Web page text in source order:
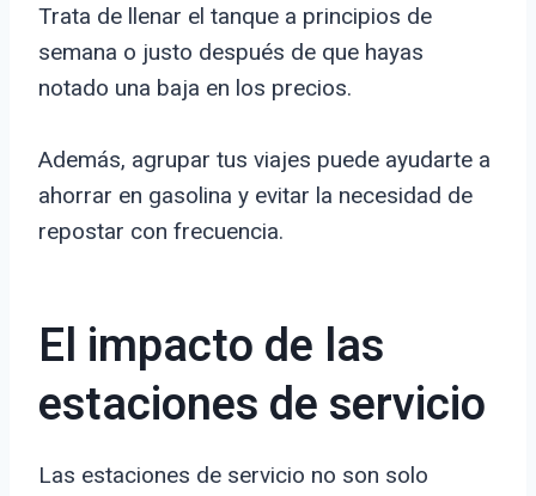
Trata de llenar el tanque a principios de
semana o justo después de que hayas
notado una baja en los precios.
Además, agrupar tus viajes puede ayudarte a
ahorrar en gasolina y evitar la necesidad de
repostar con frecuencia.
El impacto de las
estaciones de servicio
Las estaciones de servicio no son solo